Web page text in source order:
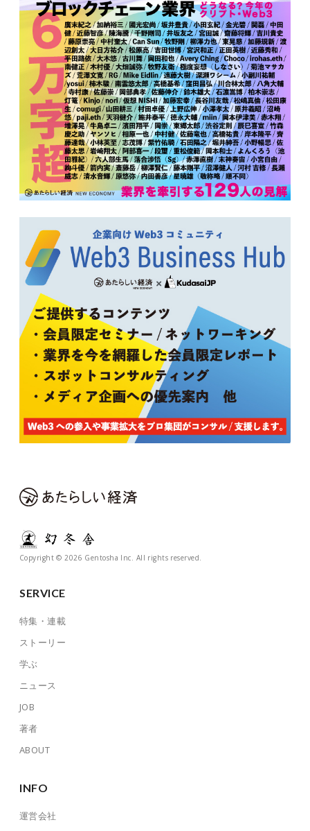
Copyright © 2026 Gentosha Inc. All rights reserved.
SERVICE
特集・連載
ストーリー
学ぶ
ニュース
JOB
著者
ABOUT
INFO
運営会社